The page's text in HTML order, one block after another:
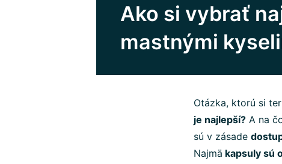
Ako si vybrať
mastnými
Otázka, ktorú si
je najlepší? A na
sú v zásade
Najmä kapsuly sú